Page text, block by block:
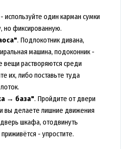
используйте один карман сумки
но фиксированную.
. Подлокотник дивана,
машина, подоконник -
вещи растворяются среди
их, либо поставьте туда
→ база". Пройдите от двери
вы делаете лишние движения
шкафа, отодвинуть
- упростите.